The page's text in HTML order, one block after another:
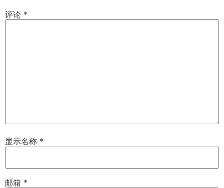
评论 *
显示名称 *
邮箱 *